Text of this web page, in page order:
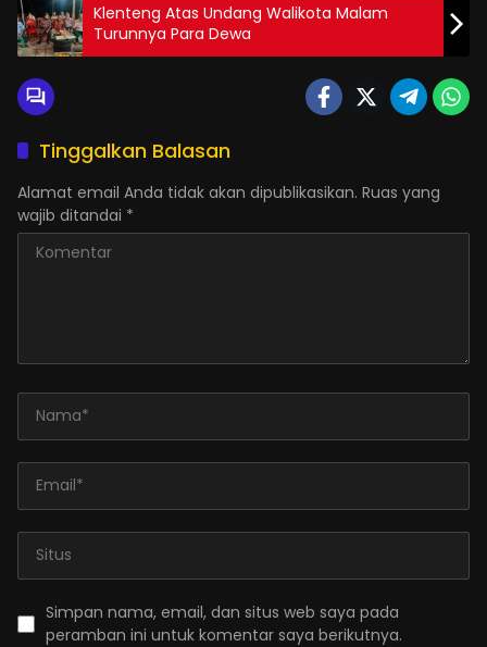
Klenteng Atas Undang Walikota Malam
Turunnya Para Dewa
Tinggalkan Balasan
Alamat email Anda tidak akan dipublikasikan. Ruas yang
wajib ditandai *
Simpan nama, email, dan situs web saya pada
peramban ini untuk komentar saya berikutnya.